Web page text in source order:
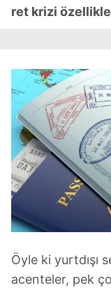
ret krizi
Öyle ki yurtdışı
acenteler, pek